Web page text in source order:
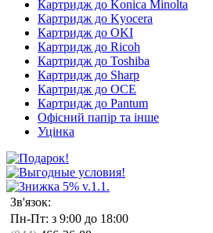
Картридж до Konica Minolta
Картридж до Kyocera
Картридж до OKI
Картридж до Ricoh
Картридж до Toshiba
Картридж до Sharp
Картридж до OCE
Картридж до Pantum
Офісний папір та інше
Уцінка
Зв'язок:
Пн-Пт: з 9:00 до 18:00